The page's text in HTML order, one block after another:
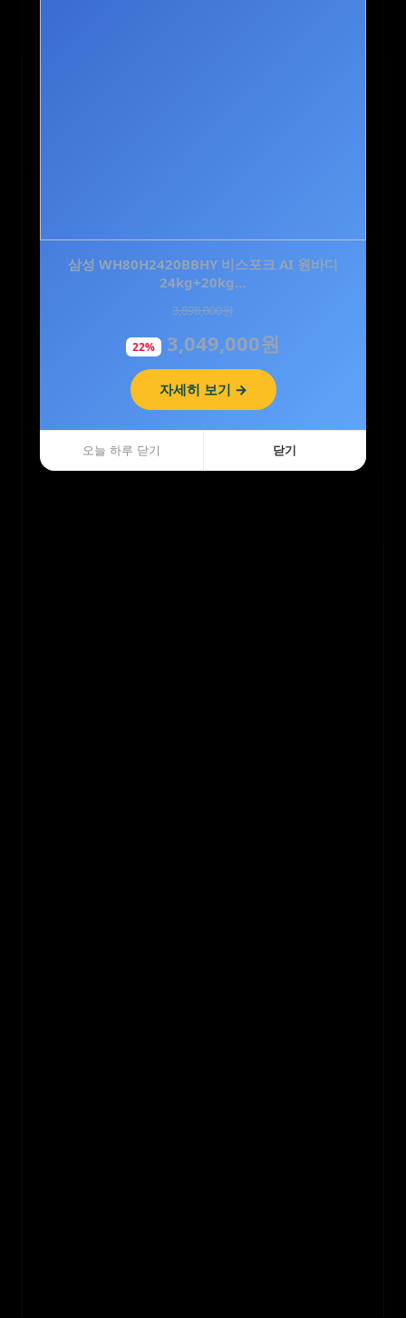
무디타 마그넷 스테인리스 다용도 만능 멀티 채칼
슬라이서 세트
24,000원
34% 15,900원
자세히 보기 →
오늘 하루 닫기 닫기
삼성 WH80H2420BBHY 비스포크 AI 원바디
24kg+20kg…
3,898,000원
22% 3,049,000원
자세히 보기 →
오늘 하루 닫기 닫기